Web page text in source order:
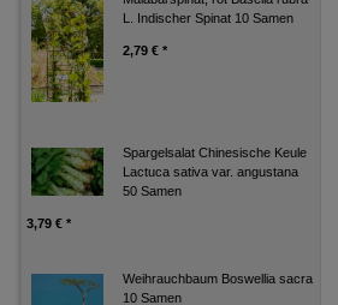
L. Indischer Spinat 10 Samen
2,79 € *
Spargelsalat Chinesische Keule
Lactuca sativa var. angustana
50 Samen
3,79 € *
Weihrauchbaum Boswellia sacra
10 Samen